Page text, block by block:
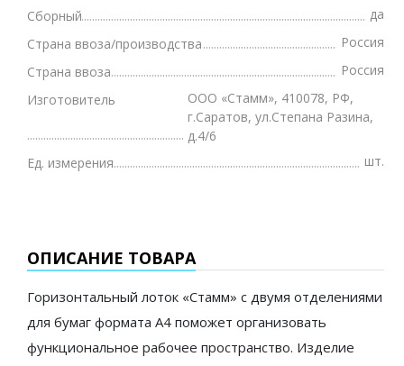
Сборный
да
Страна ввоза/производства
Россия
Страна ввоза
Россия
Изготовитель
ООО «Стамм», 410078, РФ,
г.Саратов, ул.Степана Разина,
д.4/6
Ед. измерения
шт.
ОПИСАНИЕ ТОВАРА
Горизонтальный лоток «Стамм» с двумя отделениями
для бумаг формата А4 поможет организовать
функциональное рабочее пространство. Изделие